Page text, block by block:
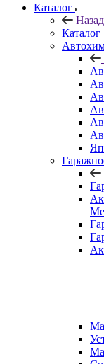
Каталог
Назад
Каталог